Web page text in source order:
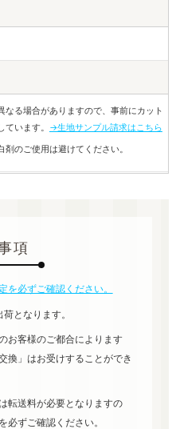
なる場合がありますので、事前にカット
います。 →生地サンプル請求はこちら
のご使用は避けてください。
項
を必ずご確認ください。
となります。
お客様のご都合によります
換」はお受けすることができ
転送料が必要となりますの
必ずご確認ください。